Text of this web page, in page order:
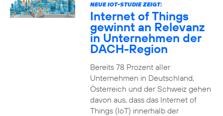
NEUE IOT-STUDIE ZEIGT:
Internet of Things
gewinnt an Relevanz
in Unternehmen der
DACH-Region
Bereits 78 Prozent aller
Unternehmen in Deutschland,
Österreich und der Schweiz gehen
davon aus, dass das Internet of
Things (IoT) innerhalb der